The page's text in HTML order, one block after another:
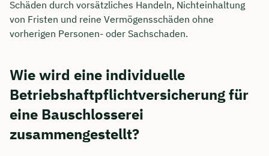
Schäden durch vorsätzliches Handeln, Nichteinhaltung
von Fristen und reine Vermögensschäden ohne
vorherigen Personen- oder Sachschaden.
Wie wird eine individuelle
Betriebshaftpflichtversicherung für
eine Bauschlosserei
zusammengestellt?